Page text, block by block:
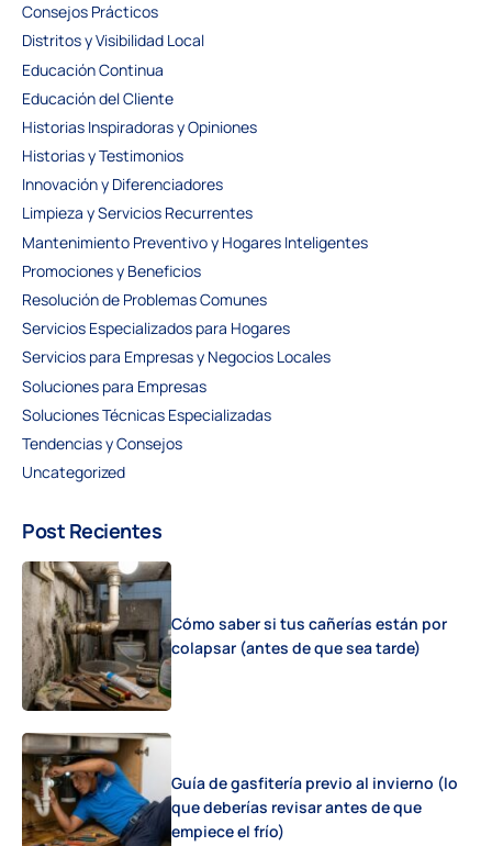
Consejos Prácticos
Distritos y Visibilidad Local
Educación Continua
Educación del Cliente
Historias Inspiradoras y Opiniones
Historias y Testimonios
Innovación y Diferenciadores
Limpieza y Servicios Recurrentes
Mantenimiento Preventivo y Hogares Inteligentes
Promociones y Beneficios
Resolución de Problemas Comunes
Servicios Especializados para Hogares
Servicios para Empresas y Negocios Locales
Soluciones para Empresas
Soluciones Técnicas Especializadas
Tendencias y Consejos
Uncategorized
Post Recientes
Cómo saber si tus cañerías están por
colapsar (antes de que sea tarde)
Guía de gasfitería previo al invierno (lo
que deberías revisar antes de que
empiece el frío)